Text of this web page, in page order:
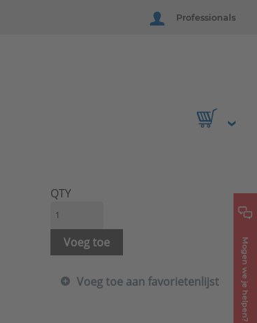
Professionals
Mogen we je helpen?
QTY
Voeg toe
Voeg toe aan favorietenlijst